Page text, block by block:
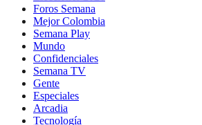
Foros Semana
Mejor Colombia
Semana Play
Mundo
Confidenciales
Semana TV
Gente
Especiales
Arcadia
Tecnología